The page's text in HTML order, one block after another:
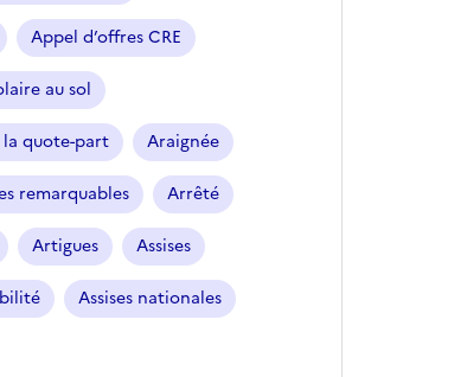
Appel d’offres CRE
au sol
quote-part Araignée
remarquables Arrêté
Artigues Assises
Assises nationales